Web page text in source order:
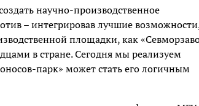
научно-производственное
– интегрировав лучшие
площадки, как
в стране. Сегодня мы реализуем
парк» может стать его логичным